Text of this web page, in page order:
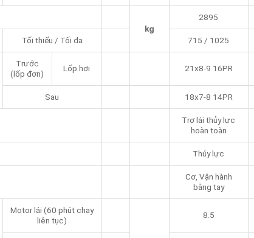
kg
2895
Tối thiểu / Tối đa 715 / 1025
Trước
(lốp đơn)
Lốp hơi 21x8-9 16PR
Sau 18x7-8 14PR
Trợ lái thủy lực
hoàn toàn
Thủy lực
Cơ, Vận hành
bằng tay
Motor lái (60 phút chạy
liên tục)
8.5